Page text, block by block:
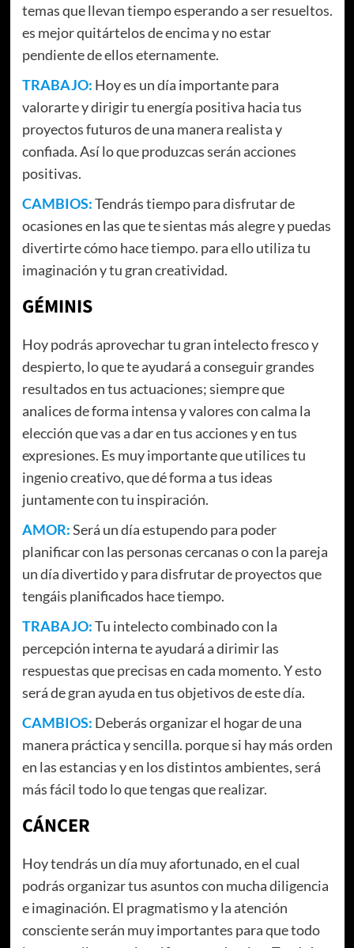
temas que llevan tiempo esperando a ser resueltos.
es mejor quitártelos de encima y no estar
pendiente de ellos eternamente.
TRABAJO: Hoy es un día importante para
valorarte y dirigir tu energía positiva hacia tus
proyectos futuros de una manera realista y
confiada. Así lo que produzcas serán acciones
positivas.
CAMBIOS:Tendrás tiempo para disfrutar de
ocasiones en las que te sientas más alegre y puedas
divertirte cómo hace tiempo. para ello utiliza tu
imaginación y tu gran creatividad.
GÉMINIS
Hoy podrás aprovechar tu gran intelecto fresco y
despierto, lo que te ayudará a conseguir grandes
resultados en tus actuaciones; siempre que
analices de forma intensa y valores con calma la
elección que vas a dar en tus acciones y en tus
expresiones. Es muy importante que utilices tu
ingenio creativo, que dé forma a tus ideas
juntamente con tu inspiración.
AMOR:Será un día estupendo para poder
planificar con las personas cercanas o con la pareja
un día divertido y para disfrutar de proyectos que
tengáis planificados hace tiempo.
TRABAJO:Tu intelecto combinado con la
percepción interna te ayudará a dirimir las
respuestas que precisas en cada momento. Y esto
será de gran ayuda en tus objetivos de este día.
CAMBIOS: Deberás organizar el hogar de una
manera práctica y sencilla. porque si hay más orden
en las estancias y en los distintos ambientes, será
más fácil todo lo que tengas que realizar.
CÁNCER
Hoy tendrás un día muy afortunado, en el cual
podrás organizar tus asuntos con mucha diligencia
e imaginación. El pragmatismo y la atención
consciente serán muy importantes para que todo